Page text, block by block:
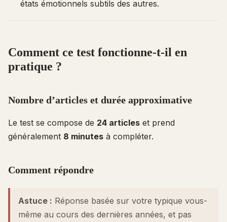
états émotionnels subtils des autres.
Comment ce test fonctionne-t-il en
pratique ?
Nombre d’articles et durée approximative
Le test se compose de 24 articles et prend
généralement 8 minutes à compléter.
Comment répondre
Astuce : Réponse basée sur votre typique vous-
même au cours des dernières années, et pas